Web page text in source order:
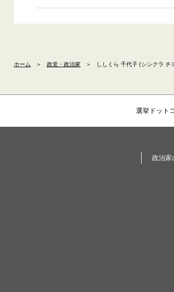
ホーム ＞ 政党・政治家 ＞ ししくら 千代子 (シシクラ チ
選挙ドット
政治家